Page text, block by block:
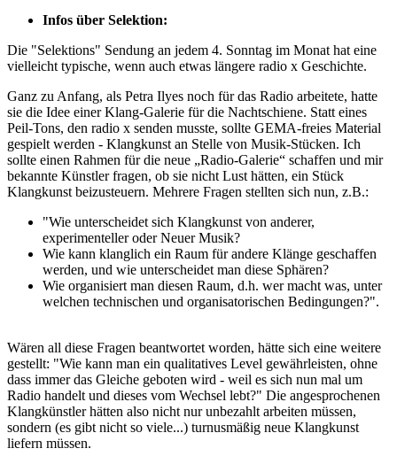
Infos über Selektion:
Die "Selektions" Sendung an jedem 4. Sonntag im Monat hat eine
vielleicht typische, wenn auch etwas längere radio x Geschichte.
Ganz zu Anfang, als Petra Ilyes noch für das Radio arbeitete, hatte
sie die Idee einer Klang-Galerie für die Nachtschiene. Statt eines
Peil-Tons, den radio x senden musste, sollte GEMA-freies Material
gespielt werden - Klangkunst an Stelle von Musik-Stücken. Ich
sollte einen Rahmen für die neue „Radio-Galerie“ schaffen und mir
bekannte Künstler fragen, ob sie nicht Lust hätten, ein Stück
Klangkunst beizusteuern. Mehrere Fragen stellten sich nun, z.B.:
"Wie unterscheidet sich Klangkunst von anderer,
experimenteller oder Neuer Musik?
Wie kann klanglich ein Raum für andere Klänge geschaffen
werden, und wie unterscheidet man diese Sphären?
Wie organisiert man diesen Raum, d.h. wer macht was, unter
welchen technischen und organisatorischen Bedingungen?".
Wären all diese Fragen beantwortet worden, hätte sich eine weitere
gestellt: "Wie kann man ein qualitatives Level gewährleisten, ohne
dass immer das Gleiche geboten wird - weil es sich nun mal um
Radio handelt und dieses vom Wechsel lebt?" Die angesprochenen
Klangkünstler hätten also nicht nur unbezahlt arbeiten müssen,
sondern (es gibt nicht so viele...) turnusmäßig neue Klangkunst
liefern müssen.